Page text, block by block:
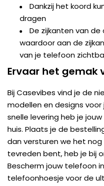
Dankzij het koord
dragen
De zijkanten van
waardoor aan de
van je telefoon
Ervaar het gemak
Bij Casevibes vind je de
modellen en designs
snelle levering heb je
huis. Plaats je de
dan versturen we het
tevreden bent, heb je bij
Bescherm jouw telefoon
telefoonhoesje voor de